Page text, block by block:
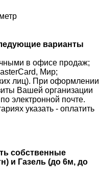
варианты
в офисе продаж;
Мир;
лиц). При оформлении
Вашей организации
электронной почте.
указать - оплатить
собственные
и Газель (до 6м, до